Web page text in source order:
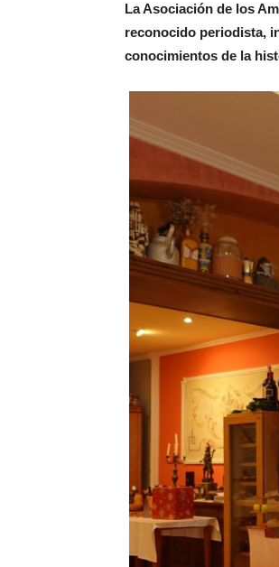
La Asociación de los
reconocido periodista,
conocimientos de la